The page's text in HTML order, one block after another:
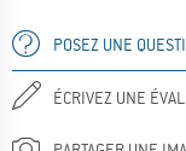
POSEZ UNE
ÉCRIVEZ UNE